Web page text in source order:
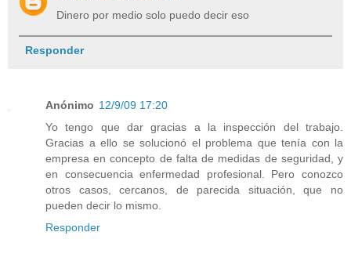
Dinero por medio solo puedo decir eso
Responder
Anónimo 12/9/09 17:20
Yo tengo que dar gracias a la inspección del trabajo.
Gracias a ello se solucionó el problema que tenía con la
empresa en concepto de falta de medidas de seguridad, y
en consecuencia enfermedad profesional. Pero conozco
otros casos, cercanos, de parecida situación, que no
pueden decir lo mismo.
Responder